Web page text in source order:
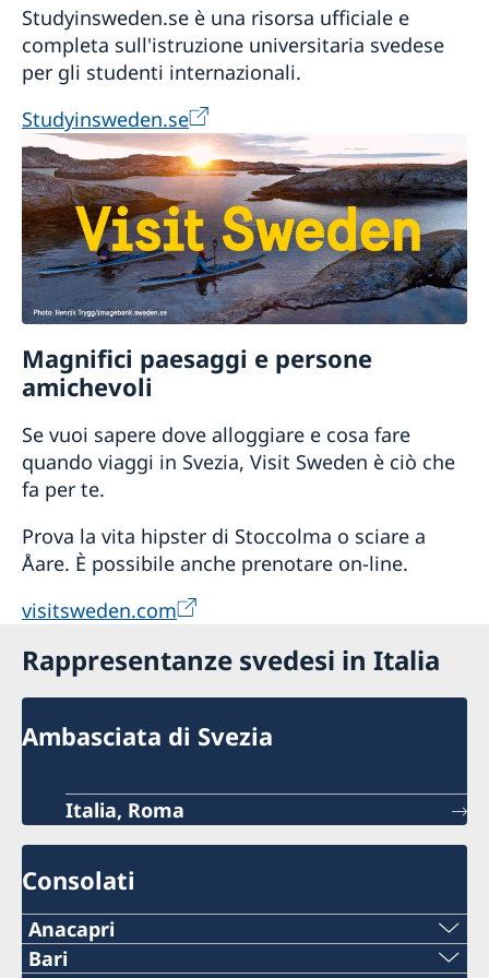
Studyinsweden.se è una risorsa ufficiale e
completa sull'istruzione universitaria svedese
per gli studenti internazionali.
Studyinsweden.se
Magnifici paesaggi e persone
amichevoli
Se vuoi sapere dove alloggiare e cosa fare
quando viaggi in Svezia, Visit Sweden è ciò che
fa per te.
Prova la vita hipster di Stoccolma o sciare a
Åare. È possibile anche prenotare on-line.
visitsweden.com
Rappresentanze svedesi in Italia
Ambasciata di Svezia
Italia, Roma
Consolati
Anacapri
Telefono:
Bari